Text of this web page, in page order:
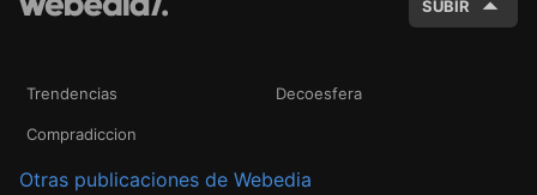
SUBIR
Trendencias Decoesfera
Compradiccion
Otras publicaciones de Webedia